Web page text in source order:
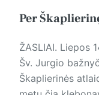
Per
ŽASLIAI. Liepos
Šv. Jurgio
Škaplierinės